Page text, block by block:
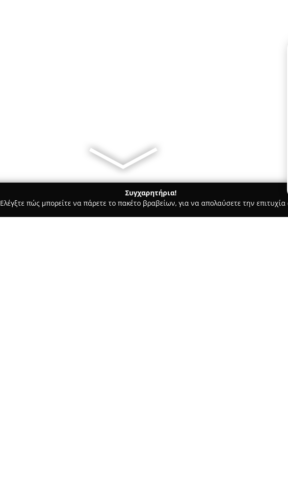
Συγχαρητήρια!
Ελέγξτε πώς μπορείτε να πάρετε το πακέτο βραβείων, για να απολαύσετε την επιτυχία